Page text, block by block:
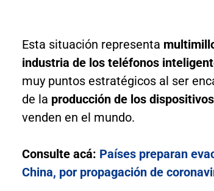
Esta situación representa
industria de los teléfonos
muy puntos estratégicos al ser
de la producción de los
venden en el mundo.
Consulte acá: Países preparan
China, por propagación de